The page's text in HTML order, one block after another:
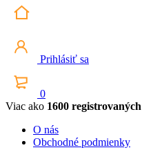
Prihlásiť sa
0
Viac ako 1600 registrovaných
O nás
Obchodné podmienky